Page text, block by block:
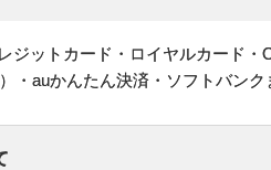
ジットカード・ロイヤルカード
・auかんたん決済・ソフトバン